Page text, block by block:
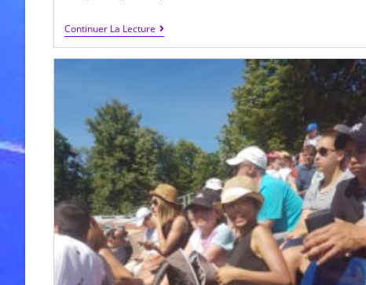
Continuer La LectureRetour
Sur